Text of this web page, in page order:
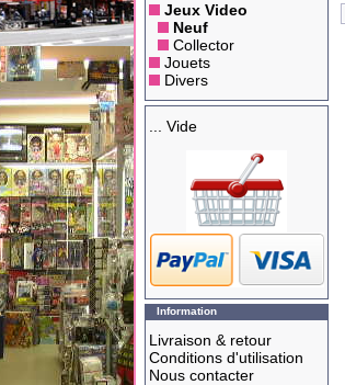
Jeux Video
Neuf
Collector
Jouets
Divers
... Vide
Information
Livraison & retour
Conditions d'utilisation
Nous contacter